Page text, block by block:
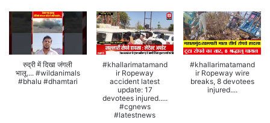
रुद्री में दिखा जंगली
भालू.... #wildanimals
#bhalu #dhamtari
#khallarimatamand
ir Ropeway
accident latest
update: 17
devotees injured.....
#cgnews
#latestnews
#khallarimatamand
ir Ropeway wire
breaks, 8 devotees
injured....